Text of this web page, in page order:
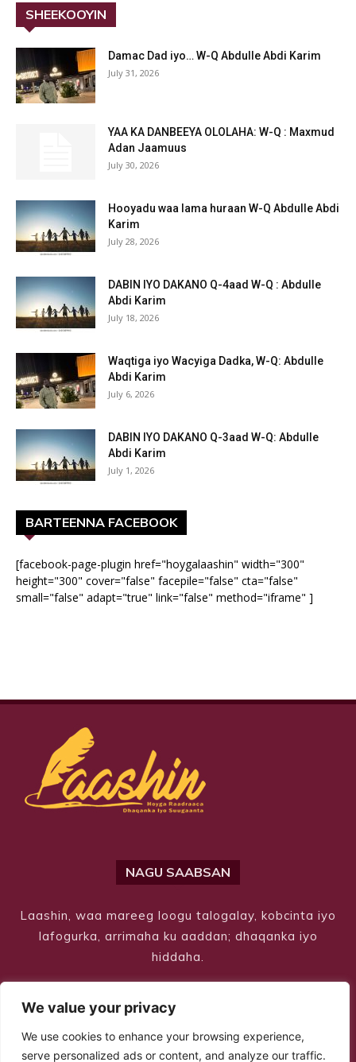
We value your privacy
We use cookies to enhance your browsing experience,
serve personalized ads or content, and analyze our traffic.
SHEEKOOYIN
Damac Dad iyo… W-Q Abdulle Abdi Karim
July 31, 2026
YAA KA DANBEEYA OLOLAHA: W-Q : Maxmud
Adan Jaamuus
July 30, 2026
Hooyadu waa lama huraan W-Q Abdulle Abdi
Karim
July 28, 2026
DABIN IYO DAKANO Q-4aad W-Q : Abdulle
Abdi Karim
July 18, 2026
Waqtiga iyo Wacyiga Dadka, W-Q: Abdulle
Abdi Karim
July 6, 2026
DABIN IYO DAKANO Q-3aad W-Q: Abdulle
Abdi Karim
July 1, 2026
BARTEENNA FACEBOOK
[facebook-page-plugin href="hoygalaashin" width="300"
height="300" cover="false" facepile="false" cta="false"
small="false" adapt="true" link="false" method="iframe" ]
NAGU SAABSAN
Laashin, waa mareeg loogu talogalay, kobcinta iyo
lafogurka, arrimaha ku aaddan; dhaqanka iyo
hiddaha.